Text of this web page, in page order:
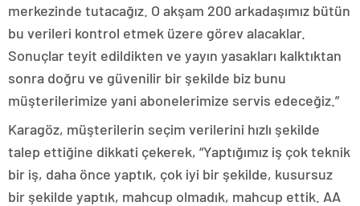
merkezinde tutacağız. O akşam 200 arkadaşımız bütün
bu verileri kontrol etmek üzere görev alacaklar.
Sonuçlar teyit edildikten ve yayın yasakları kalktıktan
sonra doğru ve güvenilir bir şekilde biz bunu
müşterilerimize yani abonelerimize servis edeceğiz.”
Karagöz, müşterilerin seçim verilerini hızlı şekilde
talep ettiğine dikkati çekerek, “Yaptığımız iş çok teknik
bir iş, daha önce yaptık, çok iyi bir şekilde, kusursuz
bir şekilde yaptık, mahcup olmadık, mahcup ettik. AA